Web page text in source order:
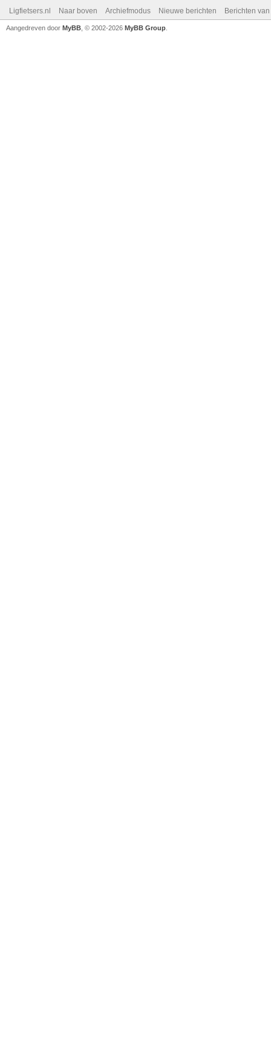
Ligfietsers.nl Naar boven Archiefmodus Nieuwe berichten Berichten
Aangedreven door MyBB , © 2002-2026 MyBB Group